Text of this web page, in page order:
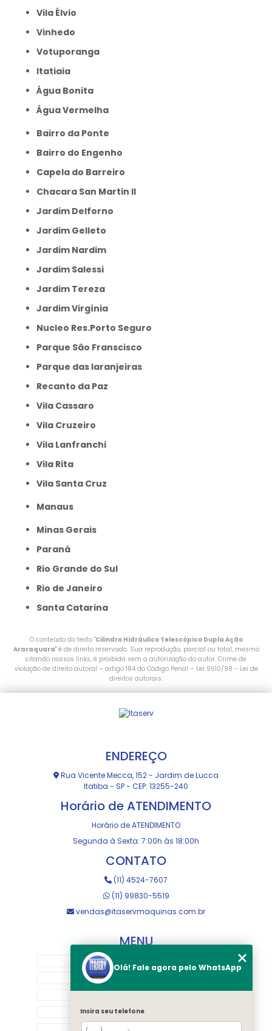
Vila Élvio
Vinhedo
Votuporanga
itatiaia
Água Bonita
Água Vermelha
Bairro da Ponte
Bairro do Engenho
Capela do Barreiro
Chacara San Martin II
Jardim Delforno
Jardim Gelleto
Jardim Nardim
Jardim Salessi
Jardim Tereza
Jardim Virgínia
Nucleo Res.Porto Seguro
Parque São Franscisco
Parque das laranjeiras
Recanto da Paz
Vila Cassaro
Vila Cruzeiro
Vila Lanfranchi
Vila Rita
Vila Santa Cruz
Manaus
Minas Gerais
Paraná
Rio Grande do Sul
Rio de Janeiro
Santa Catarina
O conteúdo do texto "Cilindro Hidráulico Telescópico Dupla Ação
Araraquara" é de direito reservado. Sua reprodução, parcial ou total, mesmo
citando nossos links, é proibida sem a autorização do autor. Crime de
violação de direito autoral – artigo 184 do Código Penal – Lei 9610/98 - Lei de
direitos autorais.
ENDEREÇO
Rua Vicente Mecca, 152 - Jardim de Lucca
Itatiba - SP - CEP: 13255-240
Horário de ATENDIMENTO
Horário de ATENDIMENTO
Segunda à Sexta: 7:00h às 18:00h
CONTATO
(11) 4524-7607
(11) 99830-5519
vendas@itaservmaquinas.com.br
MENU
MANUTENÇÃO E USINAGEM
LOJA
Olá! Fale agora pelo WhatsApp
Insira seu telefone